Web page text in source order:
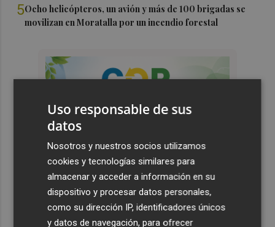
5Ocho helicópteros, un avión y más de 100 brigadas se
movilizan en Moratalla por un incendio forestal
Uso responsable de sus
datos
Nosotros y nuestros socios utilizamos
cookies y tecnologías similares para
almacenar y acceder a información en su
dispositivo y procesar datos personales,
como su dirección IP, identificadores únicos
y datos de navegación, para ofrecer